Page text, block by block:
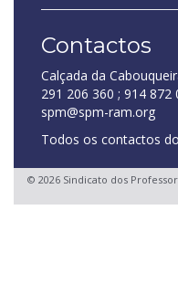
Contactos
Calçada da
291 206 360 ; 914 872
spm@spm-ram.org
Todos os contactos
© 2026 Sindicato dos